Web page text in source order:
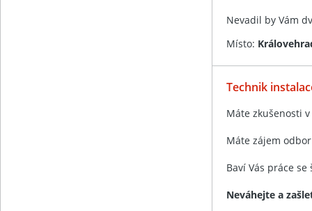
Nevadil by Vám
Místo:
Technik
Máte zkušenosti
Máte zájem
Baví Vás práce
Neváhejte a